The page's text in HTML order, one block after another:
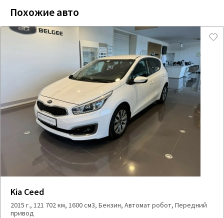
Похожие авто
Kia Ceed
2015 г., 121 702 км, 1600 см3, Бензин, Автомат робот, Передний
привод